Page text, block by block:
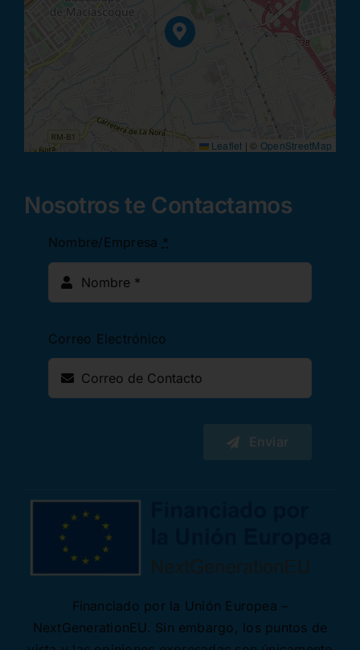
Leaflet | © OpenStreetMap
Nosotros te Contactamos
Nombre/Empresa *
Correo Electrónico
Enviar
Financiado por la Unión Europea –
NextGenerationEU. Sin embargo, los puntos de